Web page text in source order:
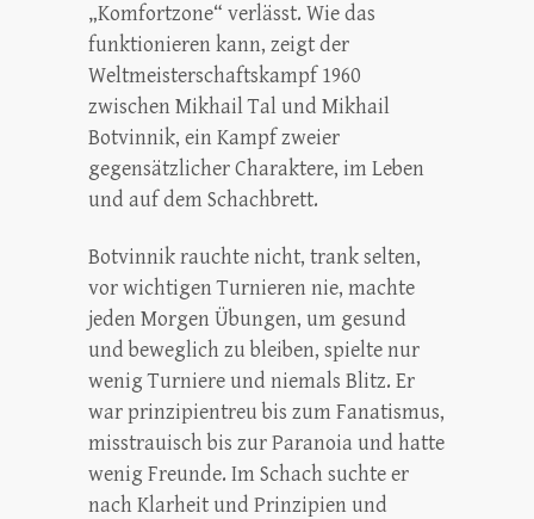
„Komfortzone“ verlässt. Wie das
funktionieren kann, zeigt der
Weltmeisterschaftskampf 1960
zwischen Mikhail Tal und Mikhail
Botvinnik, ein Kampf zweier
gegensätzlicher Charaktere, im Leben
und auf dem Schachbrett.
Botvinnik rauchte nicht, trank selten,
vor wichtigen Turnieren nie, machte
jeden Morgen Übungen, um gesund
und beweglich zu bleiben, spielte nur
wenig Turniere und niemals Blitz. Er
war prinzipientreu bis zum Fanatismus,
misstrauisch bis zur Paranoia und hatte
wenig Freunde. Im Schach suchte er
nach Klarheit und Prinzipien und